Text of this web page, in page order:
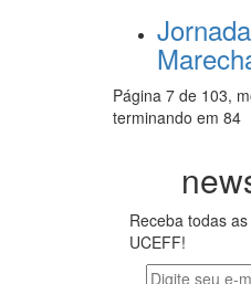
Página 7 de 103,
terminando em 84
Receba todas
UCEFF!